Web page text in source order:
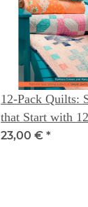
12-Pack Quilts:
that Start with
Quarters
23,00 € *